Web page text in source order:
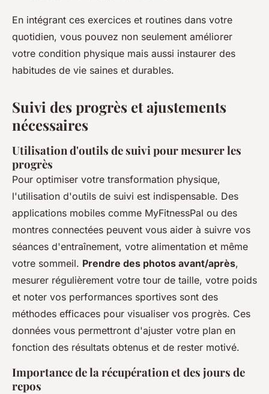
En intégrant ces exercices et routines dans votre
quotidien, vous pouvez non seulement améliorer
votre condition physique mais aussi instaurer des
habitudes de vie saines et durables.
Suivi des progrès et ajustements
nécessaires
Utilisation d'outils de suivi pour mesurer les
progrès
Pour optimiser votre transformation physique,
l'utilisation d'outils de suivi est indispensable. Des
applications mobiles comme MyFitnessPal ou des
montres connectées peuvent vous aider à suivre vos
séances d'entraînement, votre alimentation et même
votre sommeil. Prendre des photos avant/après,
mesurer régulièrement votre tour de taille, votre poids
et noter vos performances sportives sont des
méthodes efficaces pour visualiser vos progrès. Ces
données vous permettront d'ajuster votre plan en
fonction des résultats obtenus et de rester motivé.
Importance de la récupération et des jours de
repos